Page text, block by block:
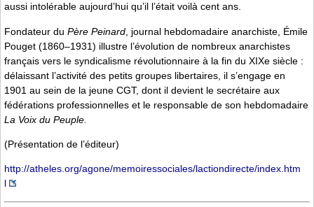
aussi intolérable aujourd’hui qu’il l’était voilà cent ans.
Fondateur du Père Peinard , journal hebdomadaire anarchiste, Émile
Pouget (1860–1931) illustre l’évolution de nombreux anarchistes
français vers le syndicalisme révolutionnaire à la fin du XIXe siècle :
délaissant l’activité des petits groupes libertaires, il s’engage en
1901 au sein de la jeune CGT, dont il devient le secrétaire aux
fédérations professionnelles et le responsable de son hebdomadaire
La Voix du Peuple.
(Présentation de l’éditeur)
http://atheles.org/agone/memoiressociales/lactiondirecte/index.htm
l